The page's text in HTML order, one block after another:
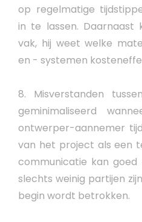
op regelmatige
in te lassen. Daarnaast
vak, hij weet welke
en - systemen
8. Misverstanden
geminimaliseerd
ontwerper-aannemer
van het project als een
communicatie kan
slechts weinig partijen
begin wordt betrokken.